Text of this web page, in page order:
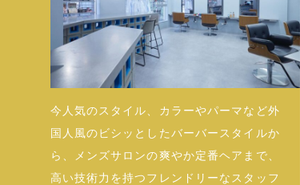
今人気のスタイル、カラーやパーマなど外
国人風のビシッとしたバーバースタイルか
ら、メンズサロンの爽やか定番ヘアまで、
高い技術力を持つフレンドリーなスタッフ